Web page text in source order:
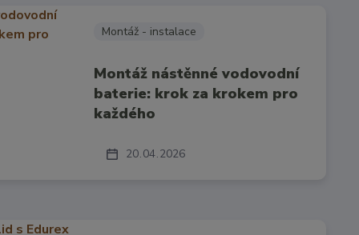
20 04 2026
Montáž - instalace
Montáž nástěnné vodovodní
baterie: krok za krokem pro
každého